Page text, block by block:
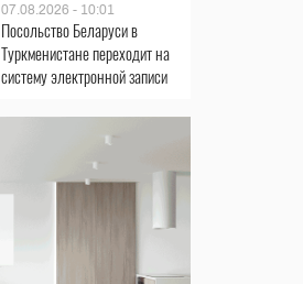
07.08.2026 - 10:01
Посольство Беларуси в
Туркменистане переходит на
систему электронной записи